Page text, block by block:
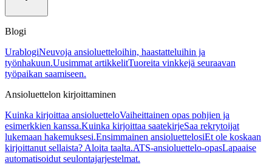
Blogi
UrablogiNeuvoja ansioluetteloihin, haastatteluihin ja
työnhakuun.Uusimmat artikkelitTuoreita vinkkejä seuraavan
työpaikan saamiseen.
Ansioluettelon kirjoittaminen
Kuinka kirjoittaa ansioluetteloVaiheittainen opas pohjien ja
esimerkkien kanssa.Kuinka kirjoittaa saatekirjeSaa rekrytoijat
lukemaan hakemuksesi.Ensimmainen ansioluettelosiEt ole koskaan
kirjoittanut sellaista? Aloita taalta.ATS-ansioluettelo-opasLapaaise
automatisoidut seulontajarjestelmat.